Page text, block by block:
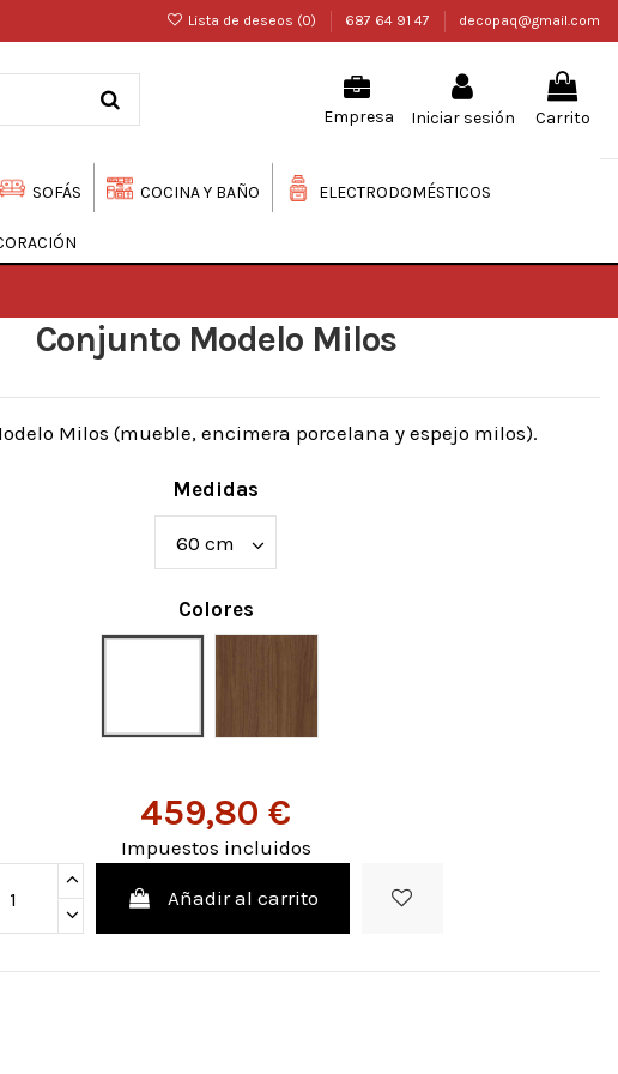
Lista de deseos (0) 687 64 91 47 decopaq@gmail.com
Empresa Iniciar sesión Carrito
SOFÁS COCINA Y BAÑO ELECTRODOMÉSTICOS
Conjunto Modelo Milos
Milos (mueble, encimera porcelana y espejo milos).
Medidas
Colores
459,80 €
Impuestos incluidos
Añadir al carrito